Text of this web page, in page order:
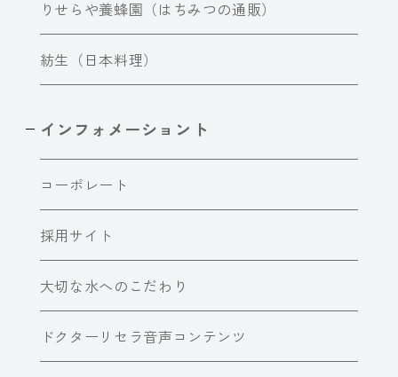
りせらや養蜂園（はちみつの通販）
紡生（日本料理）
インフォメーショント
コーポレート
採用サイト
大切な水へのこだわり
ドクターリセラ音声コンテンツ